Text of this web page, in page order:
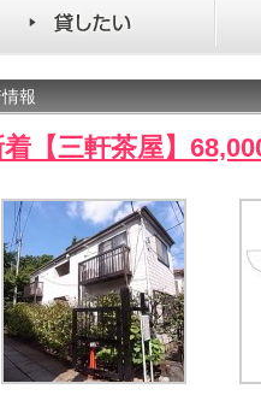
報
着【三軒茶屋】